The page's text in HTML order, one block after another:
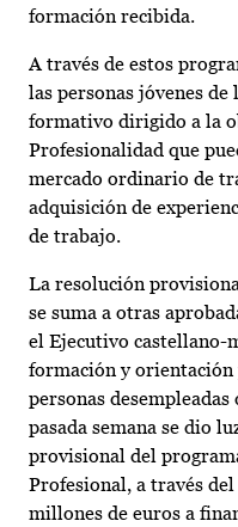
formación recibida.
A través de estos
las personas jóvenes
formativo dirigido a la
Profesionalidad que
mercado ordinario de
adquisición de
de trabajo.
La resolución
se suma a otras
el Ejecutivo castellano-
formación y orientación
personas
pasada semana se dio
provisional del
Profesional, a través del
millones de euros a